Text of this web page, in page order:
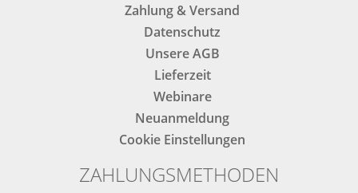
Zahlung & Versand
Datenschutz
Unsere AGB
Lieferzeit
Webinare
Neuanmeldung
Cookie Einstellungen
ZAHLUNGSMETHODEN